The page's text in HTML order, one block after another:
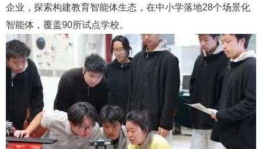
企业，探索构建教育智能体生态，在中小学落地28个场景化
智能体，覆盖90所试点学校。